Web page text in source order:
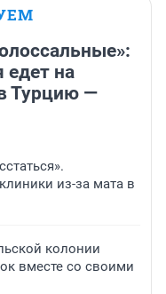
едет на
Турцию —
из-за мата в
колонии
вместе со своими